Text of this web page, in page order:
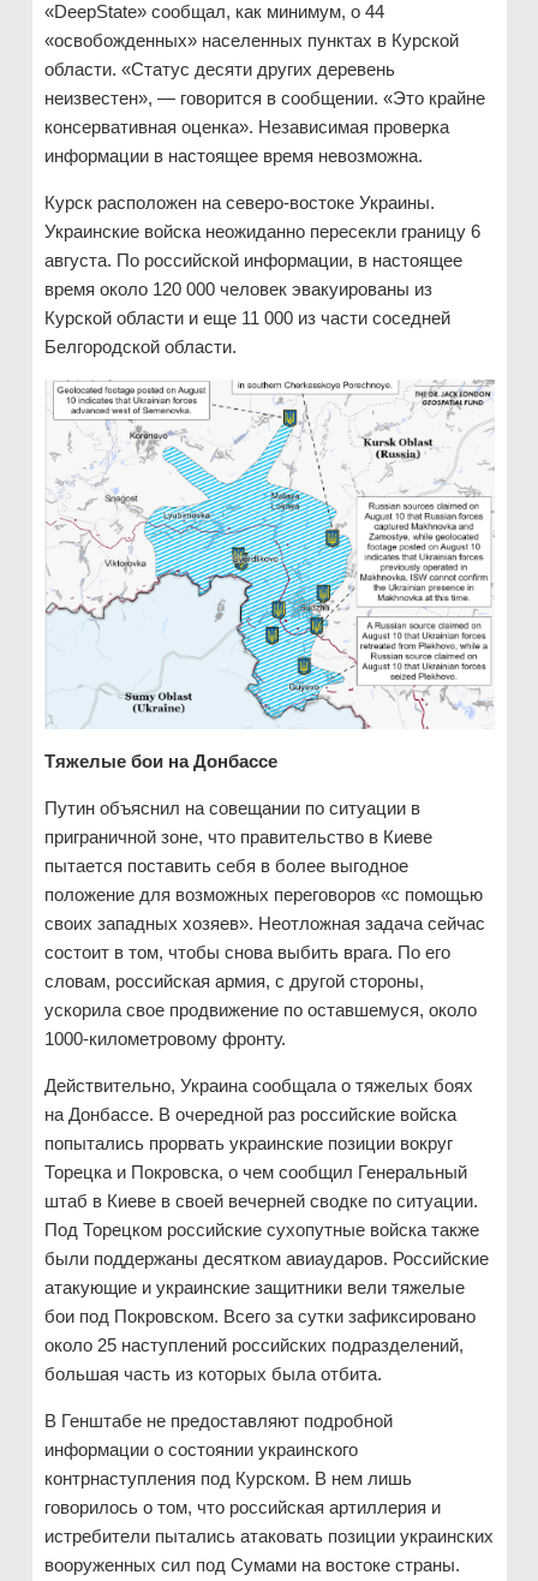
«DeepState» сообщал, как минимум, о 44
«освобожденных» населенных пунктах в Курской
области. «Статус десяти других деревень
неизвестен», — говорится в сообщении. «Это крайне
консервативная оценка». Независимая проверка
информации в настоящее время невозможна.
Курск расположен на северо-востоке Украины.
Украинские войска неожиданно пересекли границу 6
августа. По российской информации, в настоящее
время около 120 000 человек эвакуированы из
Курской области и еще 11 000 из части соседней
Белгородской области.
Тяжелые бои на Донбассе
Путин объяснил на совещании по ситуации в
приграничной зоне, что правительство в Киеве
пытается поставить себя в более выгодное
положение для возможных переговоров «с помощью
своих западных хозяев». Неотложная задача сейчас
состоит в том, чтобы снова выбить врага. По его
словам, российская армия, с другой стороны,
ускорила свое продвижение по оставшемуся, около
1000-километровому фронту.
Действительно, Украина сообщала о тяжелых боях
на Донбассе. В очередной раз российские войска
попытались прорвать украинские позиции вокруг
Торецка и Покровска, о чем сообщил Генеральный
штаб в Киеве в своей вечерней сводке по ситуации.
Под Торецком российские сухопутные войска также
были поддержаны десятком авиаударов. Российские
атакующие и украинские защитники вели тяжелые
бои под Покровском. Всего за сутки зафиксировано
около 25 наступлений российских подразделений,
большая часть из которых была отбита.
В Генштабе не предоставляют подробной
информации о состоянии украинского
контрнаступления под Курском. В нем лишь
говорилось о том, что российская артиллерия и
истребители пытались атаковать позиции украинских
вооруженных сил под Сумами на востоке страны.